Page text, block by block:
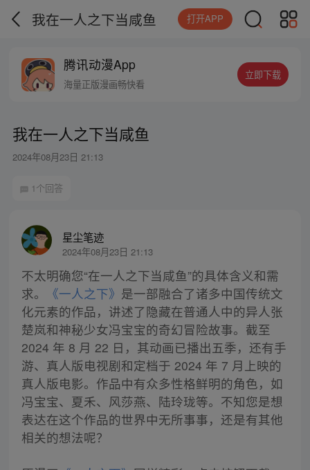
我在一人之下当咸鱼 打开APP
腾讯动漫App
海量正版漫画畅快看
立即下载
我在一人之下当咸鱼
2024年08月23日 21:13
1个回答
星尘笔迹
2024年08月23日 21:13
不太明确您“在一人之下当咸鱼”的具体含义和需
求。
《一人之下》 是一部融合了诸多中国传统文
化元素的作品，讲述了隐藏在普通人中的异人张
楚岚和神秘少女冯宝宝的奇幻冒险故事。截至
2024 年 8 月 22 日，其动画已播出五季，还有手
游、真人版电视剧和定档于 2024 年 7 月上映的
真人版电影。作品中有众多性格鲜明的角色，如
冯宝宝、夏禾、风莎燕、陆玲珑等。不知您是想
表达在这个作品的世界中无所事事，还是有其他
相关的想法呢？